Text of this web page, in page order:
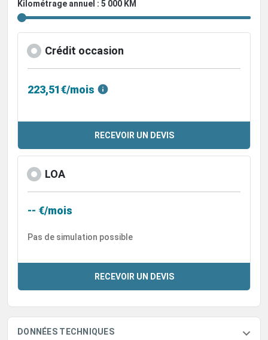
Kilométrage annuel : 5 000 KM
Crédit occasion
223,51€/mois
RECEVOIR UN DEVIS
LOA
-- €/mois
Pas de simulation possible
RECEVOIR UN DEVIS
DONNÉES TECHNIQUES